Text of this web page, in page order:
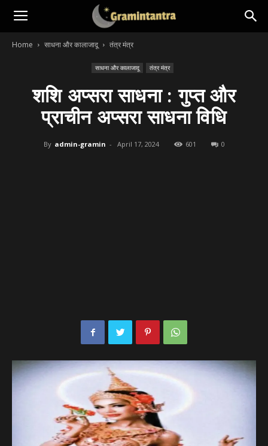
Home साधना और कालाजादू तंत्र मंत्र
साधना और कालाजादू तंत्र मंत्र
शशि अप्सरा साधना : गुप्त और
प्राचीन अप्सरा साधना विधि
By admin-gramin - April 17, 2024 601 0